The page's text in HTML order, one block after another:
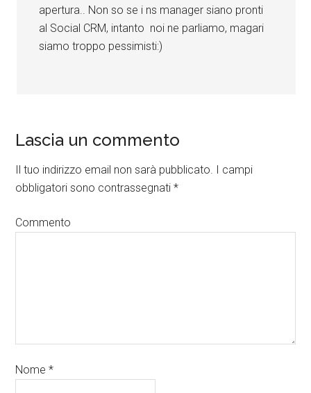
apertura.. Non so se i ns manager siano pronti
al Social CRM, intanto noi ne parliamo, magari
siamo troppo pessimisti:)
Lascia un commento
Il tuo indirizzo email non sarà pubblicato. I campi
obbligatori sono contrassegnati*
Commento
Nome*